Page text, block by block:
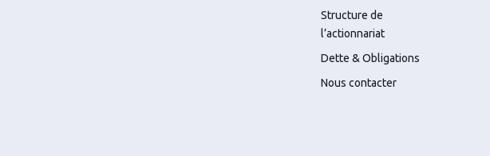
Structure de
l’actionnariat
Dette & Obligations
Nous contacter